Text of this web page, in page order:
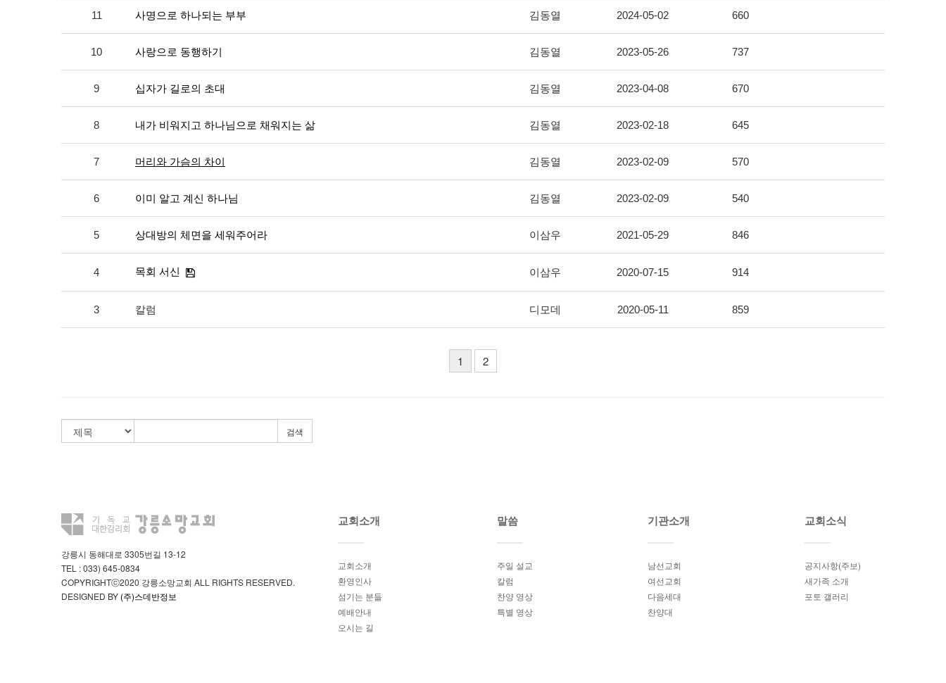
11 사명으로 하나되는 부부 김동열 2024-05-02 660
10 사랑으로 동행하기 김동열 2023-05-26 737
9 십자가 길로의 초대 김동열 2023-04-08 670
8 내가 비워지고 하나님으로 채워지는 삶 김동열 2023-02-18 645
7 머리와 가슴의 차이 김동열 2023-02-09 570
6 이미 알고 계신 하나님 김동열 2023-02-09 540
5 상대방의 체면을 세워주어라 이삼우 2021-05-29 846
4 목회 서신 이삼우 2020-07-15 914
3 칼럼 디모데 2020-05-11 859
1 2
검색
강릉시 동해대로 3305번길 13-12
TEL : 033) 645-0834
COPYRIGHTⓒ2020 강릉소망교회 ALL RIGHTS RESERVED.
DESIGNED BY (주)스데반정보
교회소개
교회소개
환영인사
섬기는 분들
예배안내
오시는 길
말씀
주일 설교
칼럼
찬양 영상
특별 영상
기관소개
남선교회
여선교회
다음세대
찬양대
교회소식
공지사항(주보)
새가족 소개
포토 갤러리